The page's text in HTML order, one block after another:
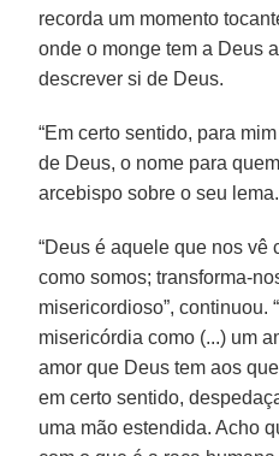
recorda um momento
onde o monge tem a Deus
descrever si de Deus.
“Em certo sentido, para
de Deus, o nome para
arcebispo sobre o seu lema.
“Deus é aquele que nos vê
como somos; transforma-
misericordioso”, continuou.
misericórdia como (...) um
amor que Deus tem aos
em certo sentido,
uma mão estendida. Acho